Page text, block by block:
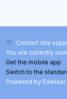
Contact site
You are currently
Get the mobile app
Switch to the
Powered by Edwiser